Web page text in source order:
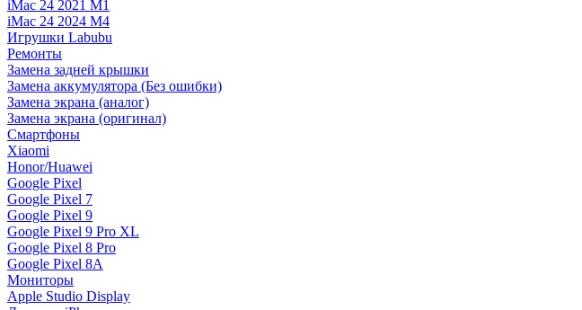
iMac 24 2021 M1
iMac 24 2024 M4
Игрушки Labubu
Ремонты
Замена задней крышки
Замена аккумулятора (Без ошибки)
Замена экрана (аналог)
Замена экрана (оригинал)
Смартфоны
Xiaomi
Honor/Huawei
Google Pixel
Google Pixel 7
Google Pixel 9
Google Pixel 9 Pro XL
Google Pixel 8 Pro
Google Pixel 8A
Мониторы
Apple Studio Display